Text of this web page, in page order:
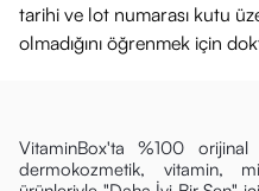
tarihi ve lot numarası kutu
olmadığını öğrenmek için
VitaminBox'ta %100
dermokozmetik, vitamin,